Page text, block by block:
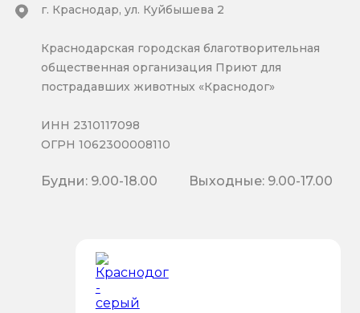
г. Краснодар, ул. Куйбышева 2
Краснодарская городская благотворительная
общественная организация Приют для
пострадавших животных «Краснодог»
ИНН 2310117098
ОГРН 1062300008110
Будни: 9.00-18.00 Выходные: 9.00-17.00